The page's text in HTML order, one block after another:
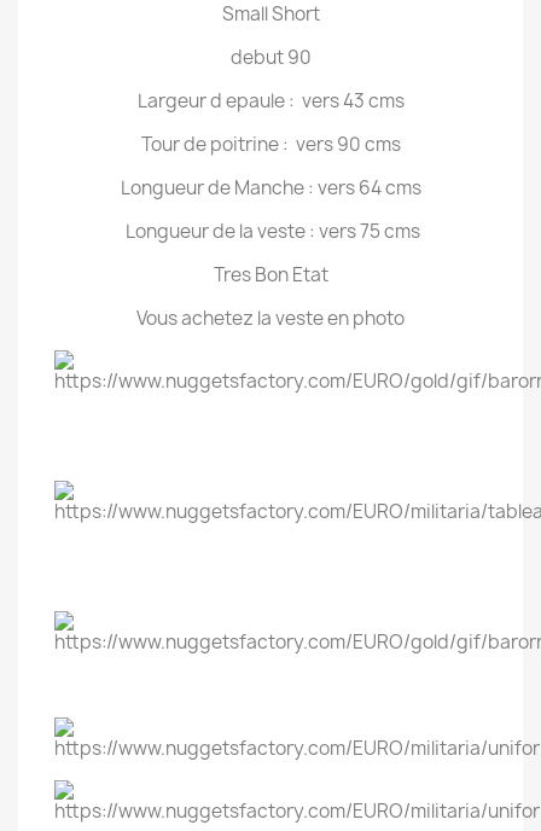
Small Short
debut 90
Largeur d epaule : vers 43 cms
Tour de poitrine : vers 90 cms
Longueur de Manche : vers 64 cms
Longueur de la veste : vers 75 cms
Tres Bon Etat
Vous achetez la veste en photo